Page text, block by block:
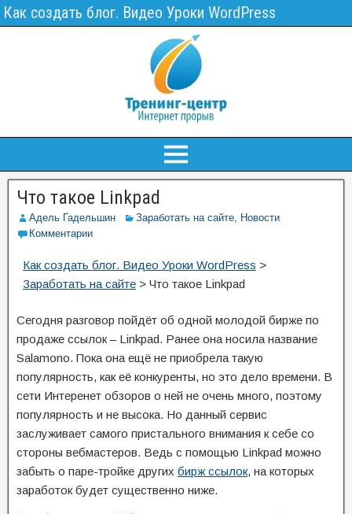
Как создать блог. Видео Уроки WordPress
Что такое Linkpad
Адель Гадельшин Заработать на сайте, Новости
Комментарии
Как создать блог. Видео Уроки WordPress >
Заработать на сайте > Что такое Linkpad
Сегодня разговор пойдёт об одной молодой бирже по
продаже ссылок – Linkpad. Ранее она носила название
Salamono. Пока она ещё не приобрела такую
популярность, как её конкуренты, но это дело времени. В
сети Интеренет обзоров о ней не очень много, поэтому
популярность и не высока. Но данный сервис
заслуживает самого пристального внимания к себе со
стороны вебмастеров. Ведь с помощью Linkpad можно
забыть о паре-тройке других бирж ссылок, на которых
заработок будет существенно ниже.